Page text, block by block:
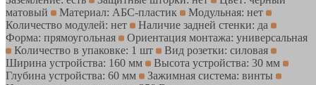
матовый
Материал: АБС-пластик
Модульная: нет
Количество модулей: нет
Наличие задней стенки: да
Форма: прямоугольная
Ориентация монтажа: универсальная
Количество в упаковке: 1 шт
Вид розетки: силовая
Ширина устройства: 160 мм
Высота устройства: 30 мм
Глубина устройства: 60 мм
Зажимная система: винты